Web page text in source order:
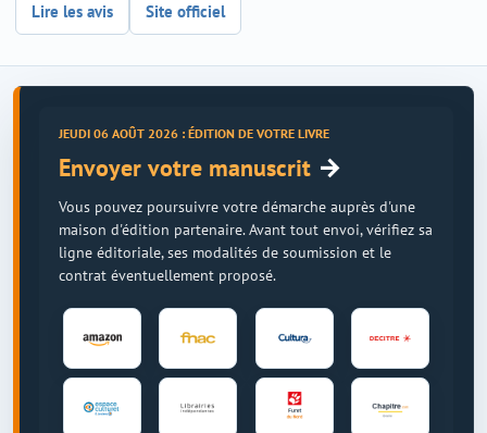
Lire les avis Site officiel
JEUDI 06 AOÛT 2026 : ÉDITION DE VOTRE LIVRE
Envoyer votre manuscrit →
Vous pouvez poursuivre votre démarche auprès d'une
maison d'édition partenaire. Avant tout envoi, vérifiez sa
ligne éditoriale, ses modalités de soumission et le
contrat éventuellement proposé.